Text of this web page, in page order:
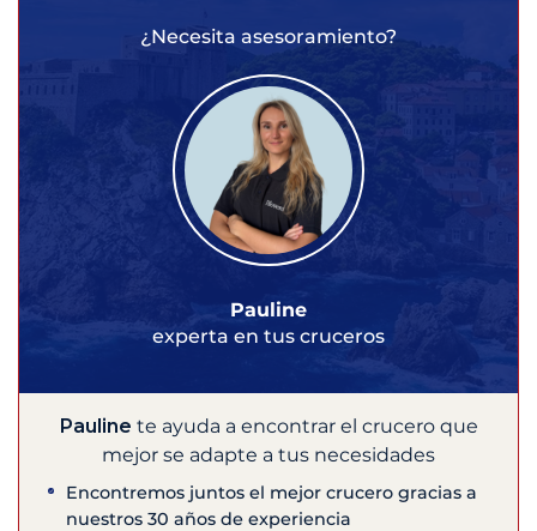
¿Necesita asesoramiento?
Pauline
experta en tus cruceros
Pauline te ayuda a encontrar el crucero que
mejor se adapte a tus necesidades
Encontremos juntos el mejor crucero gracias a
nuestros 30 años de experiencia